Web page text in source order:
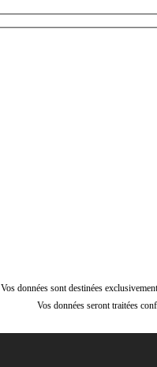
Vos données sont destinées
Vos données seront traitées